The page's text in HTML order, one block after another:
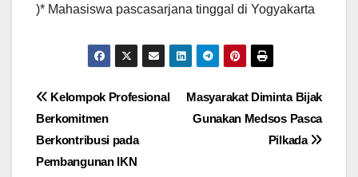
)* Mahasiswa pascasarjana tinggal di Yogyakarta
Post
navigation
Masyarakat Diminta Bijak
Gunakan Medsos Pasca
Pilkada
Kelompok Profesional
Berkomitmen
Berkontribusi pada
Pembangunan IKN